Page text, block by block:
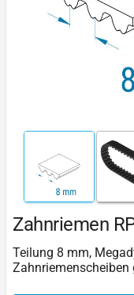
Zahnriemen
Teilung 8 mm,
Zahnriemenscheiben